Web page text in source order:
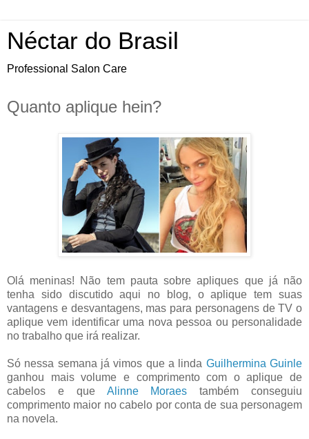
Néctar do Brasil
Professional Salon Care
Quanto aplique hein?
Olá meninas! Não tem pauta sobre apliques que já não
tenha sido discutido aqui no blog, o aplique tem suas
vantagens e desvantagens, mas para personagens de TV o
aplique vem identificar uma nova pessoa ou personalidade
no trabalho que irá realizar.
Só nessa semana já vimos que a linda Guilhermina Guinle
ganhou mais volume e comprimento com o aplique de
cabelos e que Alinne Moraes também conseguiu
comprimento maior no cabelo por conta de sua personagem
na novela.